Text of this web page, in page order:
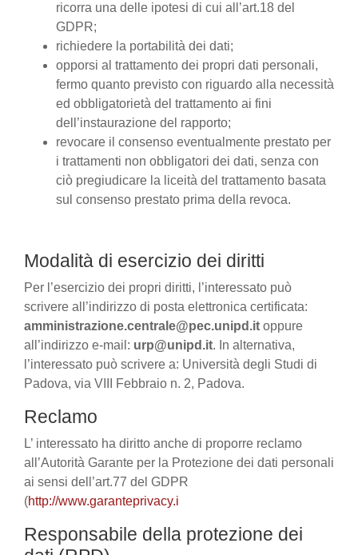
ricorra una delle ipotesi di cui all’art.18 del
GDPR;
richiedere la portabilità dei dati;
opporsi al trattamento dei propri dati personali,
fermo quanto previsto con riguardo alla necessità
ed obbligatorietà del trattamento ai fini
dell’instaurazione del rapporto;
revocare il consenso eventualmente prestato per
i trattamenti non obbligatori dei dati, senza con
ciò pregiudicare la liceità del trattamento basata
sul consenso prestato prima della revoca.
Modalità di esercizio dei diritti
Per l’esercizio dei propri diritti, l’interessato può
scrivere all’indirizzo di posta elettronica certificata:
amministrazione.centrale@pec.unipd.it oppure
all’indirizzo e-mail: urp@unipd.it. In alternativa,
l’interessato può scrivere a: Università degli Studi di
Padova, via VIII Febbraio n. 2, Padova.
Reclamo
L’ interessato ha diritto anche di proporre reclamo
all’Autorità Garante per la Protezione dei dati personali
ai sensi dell’art.77 del GDPR
(http://www.garanteprivacy.i
Responsabile della protezione dei